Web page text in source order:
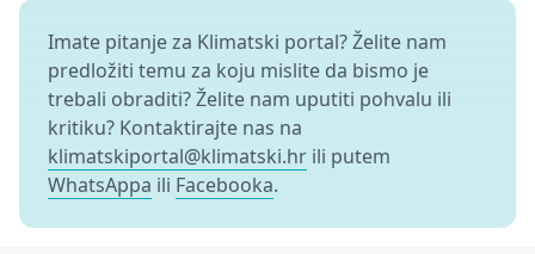
Imate pitanje za Klimatski portal? Želite nam
predložiti temu za koju mislite da bismo je
trebali obraditi? Želite nam uputiti pohvalu ili
kritiku? Kontaktirajte nas na
klimatskiportal@klimatski.hr ili putem
WhatsAppa ili Facebooka.